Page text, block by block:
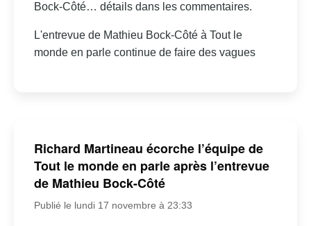
Bock-Côté… détails dans les commentaires.
L'entrevue de Mathieu Bock-Côté à Tout le
monde en parle continue de faire des vagues
Richard Martineau écorche l’équipe de
Tout le monde en parle après l’entrevue
de Mathieu Bock-Côté
Publié le lundi 17 novembre à 23:33